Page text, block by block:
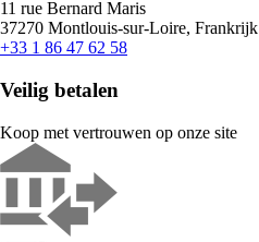
11 rue Bernard Maris
37270 Montlouis-sur-Loire, Frankrijk
+33 1 86 47 62 58
Veilig betalen
Koop met vertrouwen op onze site